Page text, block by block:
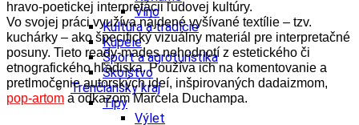
Víno
Kultúra a tradície
Kúpele
Šport a agroturistika
Školstvo
Trenčiansky kraj
Tipy
Výlet
hravo-poetickej interpretácii ľudovej kultúry.
Vo svojej práci využíva nájdené vyšívané textílie – tzv.
kuchárky – ako špecifický vizuálny materiál pre interpretačné
posuny. Tieto ready-mades nehodnotí z estetického či
etnografického hľadiska. Používa ich na komentovanie a
pretlmočenie autorských ideí, inšpirovaných dadaizmom,
pop-artom a odkazom Marcela Duchampa.